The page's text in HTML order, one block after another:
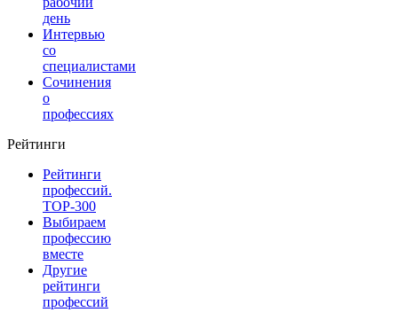
день
Интервью
со
специалистами
Сочинения
о
профессиях
Рейтинги
Рейтинги
профессий.
TOP-300
Выбираем
профессию
вместе
Другие
рейтинги
профессий